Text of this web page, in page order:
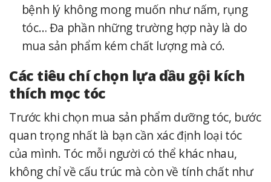
bệnh lý không mong muốn như nấm, rụng
tóc… Đa phần những trường hợp này là do
mua sản phẩm kém chất lượng mà có.
Các tiêu chí chọn lựa dầu gội kích
thích mọc tóc
Trước khi chọn mua sản phẩm dưỡng tóc, bước
quan trọng nhất là bạn cần xác định loại tóc
của mình. Tóc mỗi người có thể khác nhau,
không chỉ về cấu trúc mà còn về tính chất như